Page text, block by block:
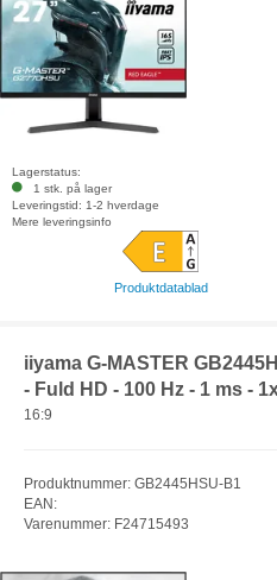
Lagerstatus:
1 stk. på lager
Leveringstid: 1-2 hverdage
Mere leveringsinfo
Produktdatablad
iiyama G-MASTER
- Fuld HD - 100 Hz - 1 ms -
16:9
Produktnummer: GB2445HSU-B1
EAN:
Varenummer: F24715493